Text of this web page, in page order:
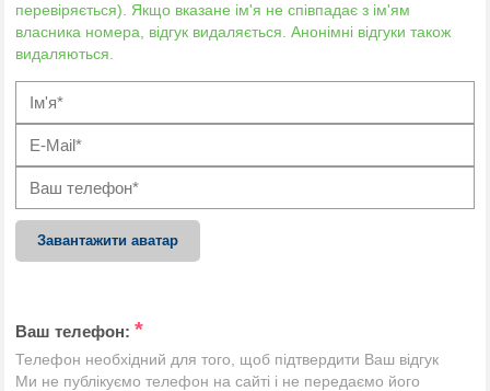
перевіряється). Якщо вказане ім'я не співпадає з ім'ям
власника номера, відгук видаляється. Анонімні відгуки також
видаляються.
Завантажити аватар
Ваш телефон: *
Телефон необхідний для того, щоб підтвердити Ваш відгук
Ми не публікуємо телефон на сайті і не передаємо його